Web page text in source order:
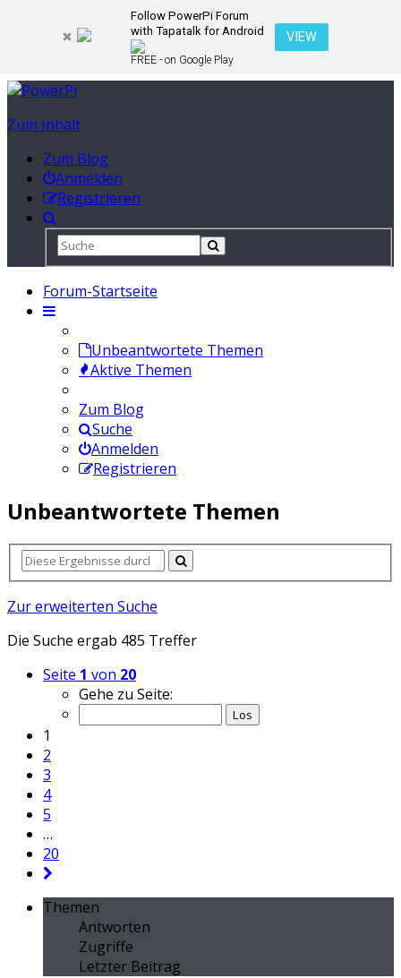
Follow PowerPi Forum
with Tapatalk for Android
FREE - on Google Play
VIEW
Zum Inhalt
Zum Blog
Anmelden
Registrieren
Forum-Startseite
Unbeantwortete Themen
Aktive Themen
Zum Blog
Suche
Anmelden
Registrieren
Unbeantwortete Themen
Zur erweiterten Suche
Die Suche ergab 485 Treffer
Seite 1 von 20
Gehe zu Seite:
1
2
3
4
5
…
20
Themen
Antworten
Zugriffe
Letzter Beitrag